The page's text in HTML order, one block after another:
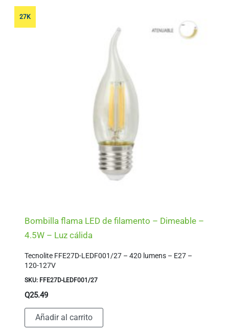
27K
Bombilla flama LED de filamento – Dimeable –
4.5W – Luz cálida
Tecnolite FFE27D-LEDF001/27 – 420 lumens – E27 –
120-127V
SKU: FFE27D-LEDF001/27
Q25.49
Añadir al carrito